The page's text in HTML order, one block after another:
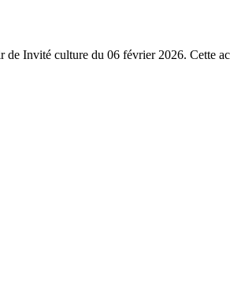
Invité culture du 06 février 2026. Cette